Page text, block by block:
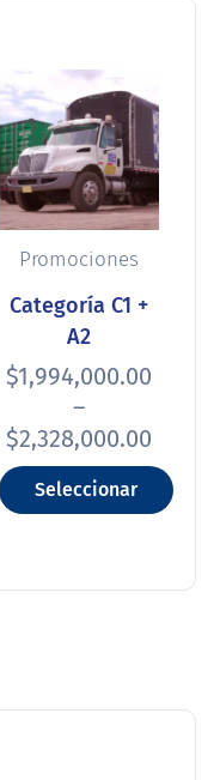
Promociones
Categoría C1 +
A2
$1,994,000.00
–
$2,328,000.00
Seleccionar